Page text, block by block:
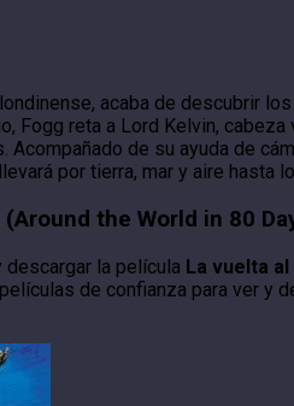
acaba de descubrir
Fogg reta a Lord Kelvin,
Acompañado de su ayuda de
por tierra, mar y aire hasta
the World in 80
la película La vuelta al
de confianza para ver